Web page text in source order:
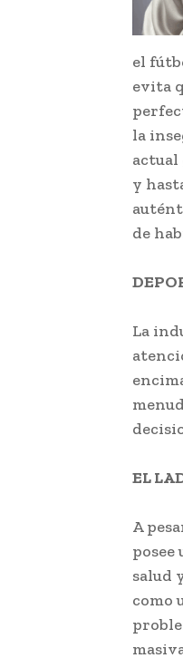
el
evita
la
y
de
La
EL
A
salud
como